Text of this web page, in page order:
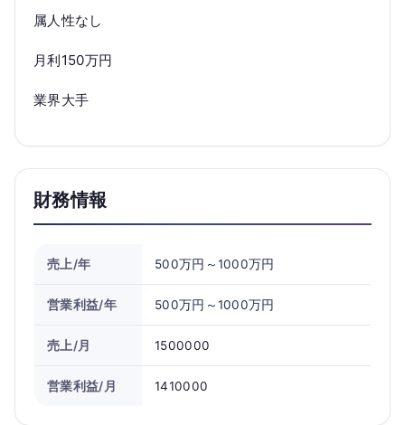
属人性なし
月利150万円
業界大手
財務情報
売上/年 500万円～1000万円
営業利益/年 500万円～1000万円
売上/月 1500000
営業利益/月 1410000